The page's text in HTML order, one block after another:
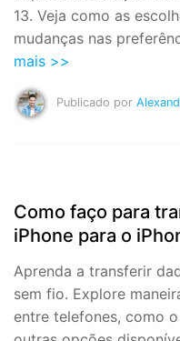
13. Veja como as
mudanças nas
mais >>
Publicado por
Como faço para
iPhone para o
Aprenda a transferir
sem fio. Explore
entre telefones, como